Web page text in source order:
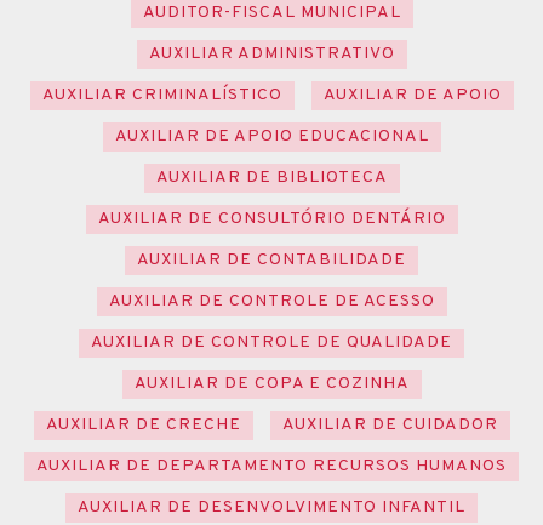
AUDITOR-FISCAL MUNICIPAL
AUXILIAR ADMINISTRATIVO
AUXILIAR CRIMINALÍSTICO
AUXILIAR DE APOIO
AUXILIAR DE APOIO EDUCACIONAL
AUXILIAR DE BIBLIOTECA
AUXILIAR DE CONSULTÓRIO DENTÁRIO
AUXILIAR DE CONTABILIDADE
AUXILIAR DE CONTROLE DE ACESSO
AUXILIAR DE CONTROLE DE QUALIDADE
AUXILIAR DE COPA E COZINHA
AUXILIAR DE CRECHE
AUXILIAR DE CUIDADOR
AUXILIAR DE DEPARTAMENTO RECURSOS HUMANOS
AUXILIAR DE DESENVOLVIMENTO INFANTIL